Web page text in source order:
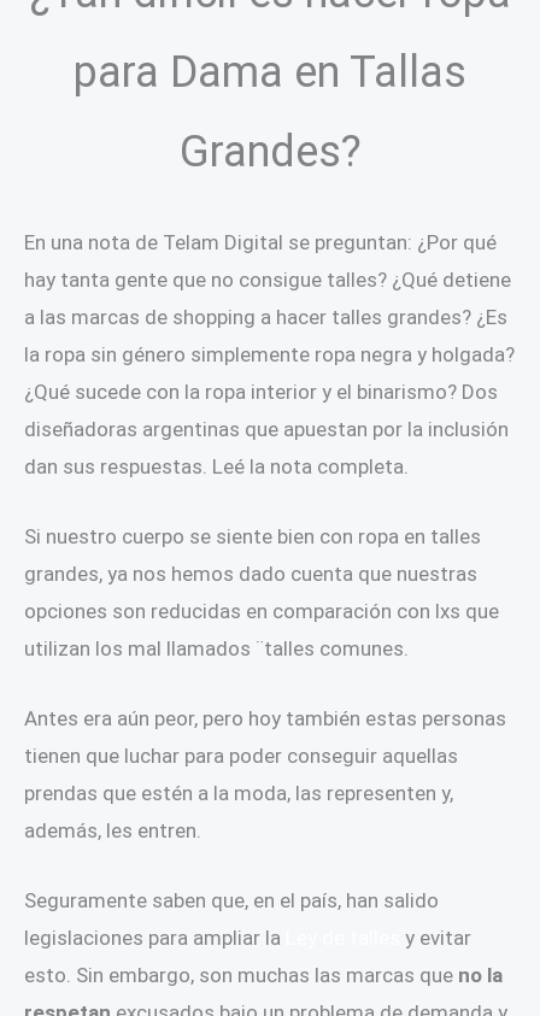
para Dama en Tallas
Grandes?
En una nota de Telam Digital se preguntan: ¿Por qué
hay tanta gente que no consigue talles? ¿Qué detiene
a las marcas de shopping a hacer talles grandes? ¿Es
la ropa sin género simplemente ropa negra y holgada?
¿Qué sucede con la ropa interior y el binarismo? Dos
diseñadoras argentinas que apuestan por la inclusión
dan sus respuestas. Leé la nota completa.
Si nuestro cuerpo se siente bien con ropa en talles
grandes, ya nos hemos dado cuenta que nuestras
opciones son reducidas en comparación con lxs que
utilizan los mal llamados ¨talles comunes.
Antes era aún peor, pero hoy también estas personas
tienen que luchar para poder conseguir aquellas
prendas que estén a la moda, las representen y,
además, les entren.
Seguramente saben que, en el país, han salido
legislaciones para ampliar la
y evitar
esto. Sin embargo, son muchas las marcas que no la